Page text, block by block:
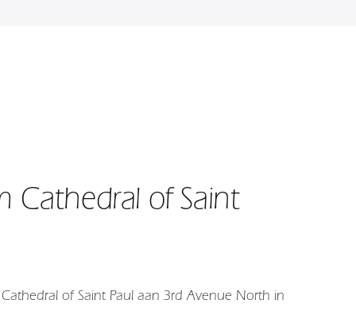
Cathedral of Saint
of Saint Paul aan 3rd Avenue North in